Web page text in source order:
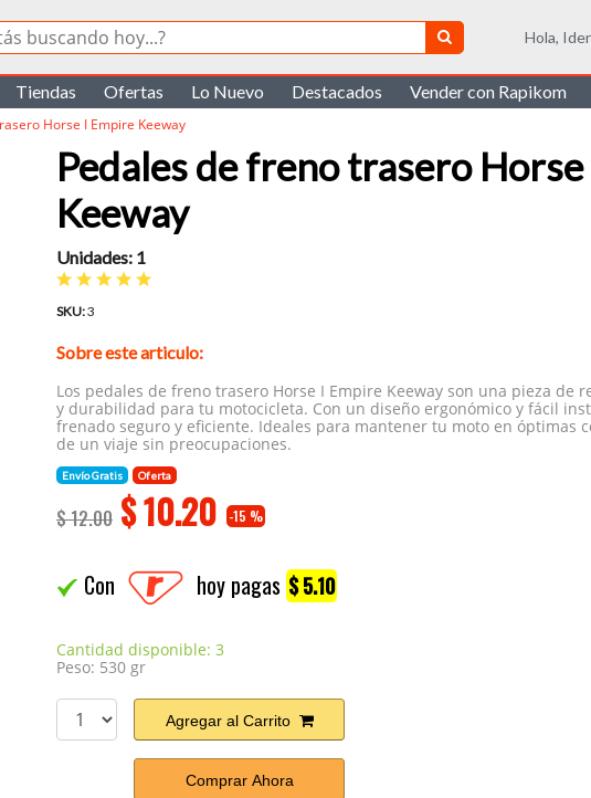
Hola,
Tiendas Ofertas Lo Nuevo Destacados Vender con Rapikom
Horse I Empire Keeway
Pedales de freno trasero
Keeway
Unidades: 1
SKU:3
Sobre este articulo:
Los pedales de freno trasero Horse I Empire Keeway son una pieza de
y durabilidad para tu motocicleta. Con un diseño ergonómico y fácil
frenado seguro y eficiente. Ideales para mantener tu moto en óptimas
de un viaje sin preocupaciones.
Envío Gratis Oferta
$ 12.00 $10.20 -15 %
Con hoy pagas$ 5.10
Cantidad disponible: 3
Peso: 530 gr
Agregar al Carrito
Comprar Ahora